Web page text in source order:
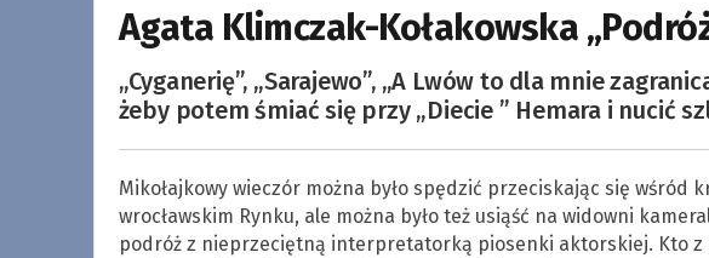
Agata Klimczak-Kołakowska
„Cyganerię”, „Sarajewo”, „A Lwów to dla mnie
żeby potem śmiać się przy „Diecie ” Hemara i nucić
Mikołajkowy wieczór można było spędzić przeciskając się wśród
wrocławskim Rynku, ale można było też usiąść na widowni
podróż z nieprzeciętną interpretatorką piosenki aktorskiej. Kto z